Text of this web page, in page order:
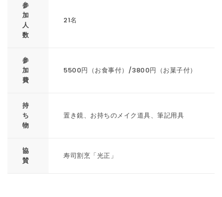
参
加
人
数
21名
参
加
費
5500円（お食事付）/3800円（お菓子付）
持
ち
物
置き鏡、お持ちのメイク道具、筆記用具
協
賛
寿司割烹「光正」